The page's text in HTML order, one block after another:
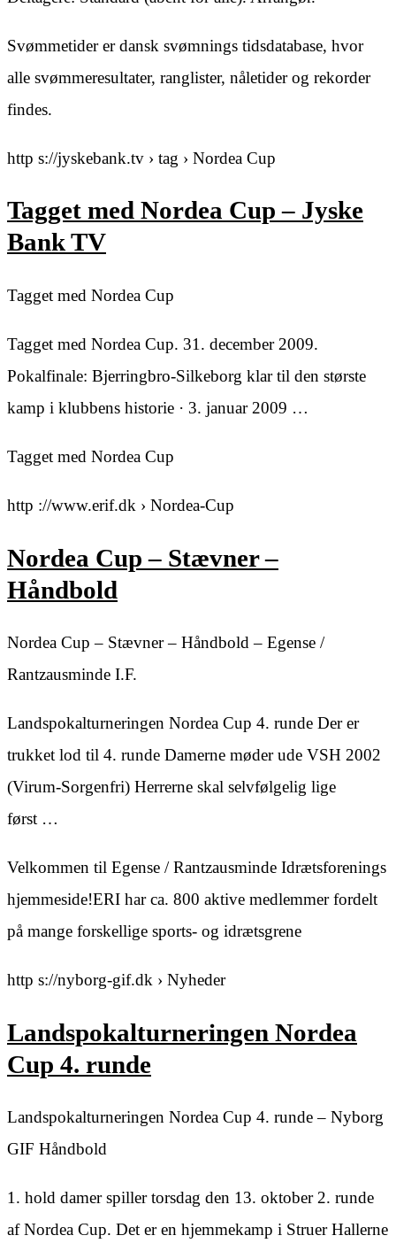
Svømmetider er dansk svømnings tidsdatabase, hvor
alle svømmeresultater, ranglister, nåletider og rekorder
findes.
http s://jyskebank.tv › tag › Nordea Cup
Tagget med Nordea Cup – Jyske
Bank TV
Tagget med Nordea Cup
Tagget med Nordea Cup. 31. december 2009.
Pokalfinale: Bjerringbro-Silkeborg klar til den største
kamp i klubbens historie · 3. januar 2009 …
Tagget med Nordea Cup
http ://www.erif.dk › Nordea-Cup
Nordea Cup – Stævner –
Håndbold
Nordea Cup – Stævner – Håndbold – Egense /
Rantzausminde I.F.
Landspokalturneringen Nordea Cup 4. runde Der er
trukket lod til 4. runde Damerne møder ude VSH 2002
(Virum-Sorgenfri) Herrerne skal selvfølgelig lige
først …
Velkommen til Egense / Rantzausminde Idrætsforenings
hjemmeside!ERI har ca. 800 aktive medlemmer fordelt
på mange forskellige sports- og idrætsgrene
http s://nyborg-gif.dk › Nyheder
Landspokalturneringen Nordea
Cup 4. runde
Landspokalturneringen Nordea Cup 4. runde – Nyborg
GIF Håndbold
1. hold damer spiller torsdag den 13. oktober 2. runde
af Nordea Cup. Det er en hjemmekamp i Struer Hallerne